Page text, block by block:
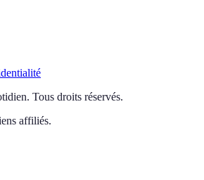
. Tous droits réservés.
affiliés.